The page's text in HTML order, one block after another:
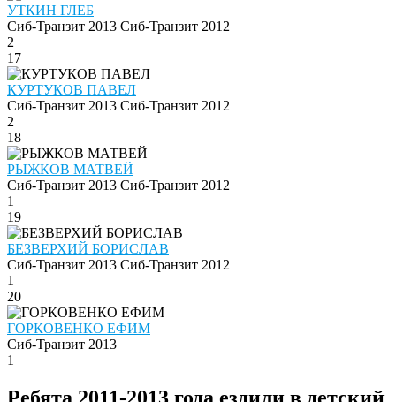
УТКИН ГЛЕБ
Сиб-Транзит 2013 Сиб-Транзит 2012
2
17
КУРТУКОВ ПАВЕЛ
Сиб-Транзит 2013 Сиб-Транзит 2012
2
18
РЫЖКОВ МАТВЕЙ
Сиб-Транзит 2013 Сиб-Транзит 2012
1
19
БЕЗВЕРХИЙ БОРИСЛАВ
Сиб-Транзит 2013 Сиб-Транзит 2012
1
20
ГОРКОВЕНКО ЕФИМ
Сиб-Транзит 2013
1